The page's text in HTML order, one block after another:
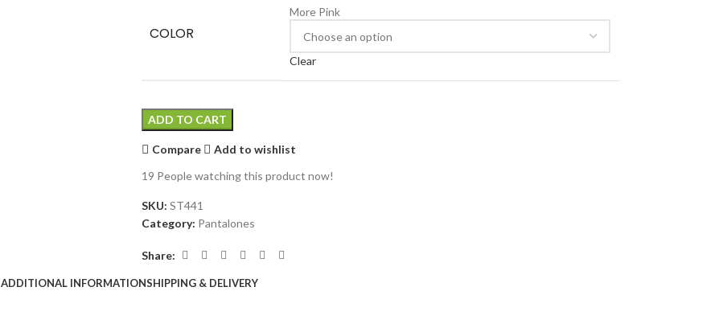
COLOR
More Pink
Clear
ADD TO CART
Compare
Add to wishlist
19 People watching this product now!
SKU: ST441
Category: Pantalones
Share:
ADDITIONAL INFORMATIONSHIPPING & DELIVERY